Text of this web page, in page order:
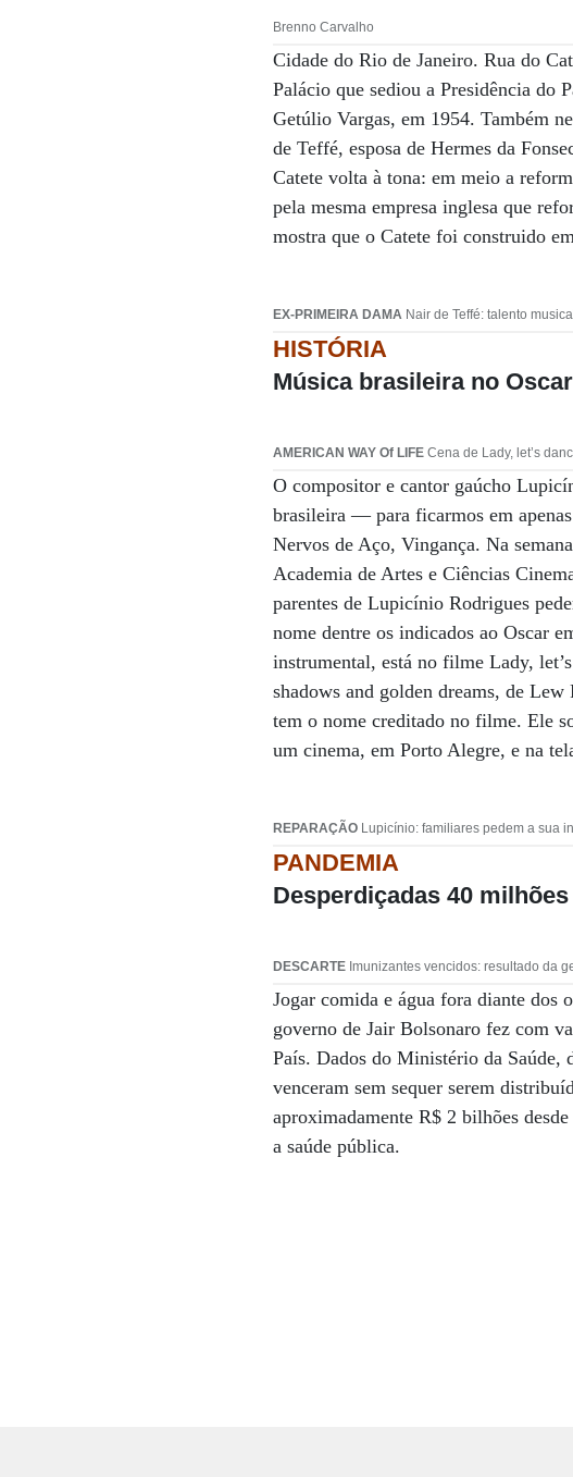
Brenno Carvalho
Cidade do Rio de Janeiro. Rua do
Palácio que sediou a Presidência do
Getúlio Vargas, em 1954. Também
de Teffé, esposa de Hermes da
Catete volta à tona: em meio a
pela mesma empresa inglesa que
mostra que o Catete foi construido
EX-PRIMEIRA DAMA Nair de Teffé: talento
HISTÓRIA
Música brasileira no Oscar
AMERICAN WAY Of LIFE Cena de Lady, let’s
O compositor e cantor gaúcho
brasileira — para ficarmos em apenas
Nervos de Aço, Vingança. Na
Academia de Artes e Ciências
parentes de Lupicínio Rodrigues
nome dentre os indicados ao Oscar
instrumental, está no filme Lady,
shadows and golden dreams, de
tem o nome creditado no filme. Ele
um cinema, em Porto Alegre, e na
REPARAÇÃO Lupicínio: familiares pedem a sua
PANDEMIA
Desperdiçadas 40
DESCARTE Imunizantes vencidos: resultado da
Jogar comida e água fora diante dos
governo de Jair Bolsonaro fez com
País. Dados do Ministério da Saúde,
venceram sem sequer serem
aproximadamente R$ 2 bilhões
a saúde pública.